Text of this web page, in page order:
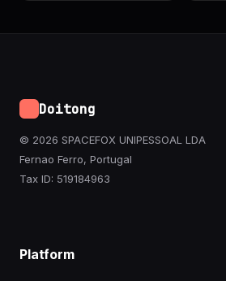
Doitong
© 2026 SPACEFOX UNIPESSOAL LDA
Fernao Ferro, Portugal
Tax ID: 519184963
Platform